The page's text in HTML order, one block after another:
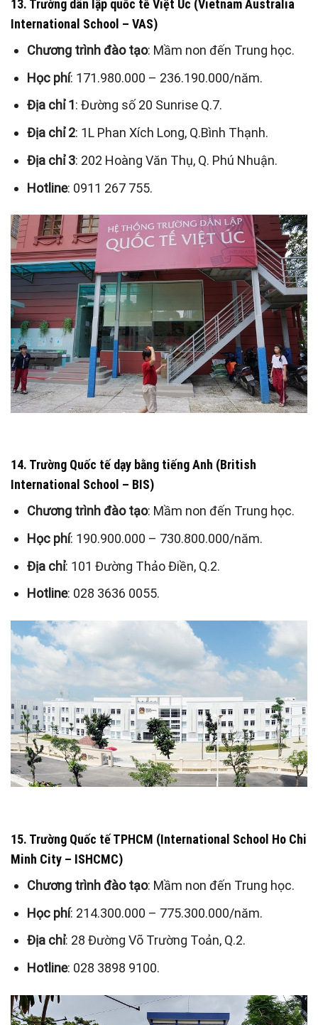
13. Trường dân lập quốc tế Việt Úc (Vietnam Australia
International School – VAS)
Chương trình đào tạo: Mầm non đến Trung học.
Học phí: 171.980.000 – 236.190.000/năm.
Địa chỉ 1: Đường số 20 Sunrise Q.7.
Địa chỉ 2: 1L Phan Xích Long, Q.Bình Thạnh.
Địa chỉ 3: 202 Hoàng Văn Thụ, Q. Phú Nhuận.
Hotline: 0911 267 755.
14. Trường Quốc tế dạy bằng tiếng Anh (British
International School – BIS)
Chương trình đào tạo: Mầm non đến Trung học.
Học phí: 190.900.000 – 730.800.000/năm.
Địa chỉ: 101 Đường Thảo Điền, Q.2.
Hotline: 028 3636 0055.
15. Trường Quốc tế TPHCM (International School Ho Chi
Minh City – ISHCMC)
Chương trình đào tạo: Mầm non đến Trung học.
Học phí: 214.300.000 – 775.300.000/năm.
Địa chỉ: 28 Đường Võ Trường Toản, Q.2.
Hotline: 028 3898 9100.